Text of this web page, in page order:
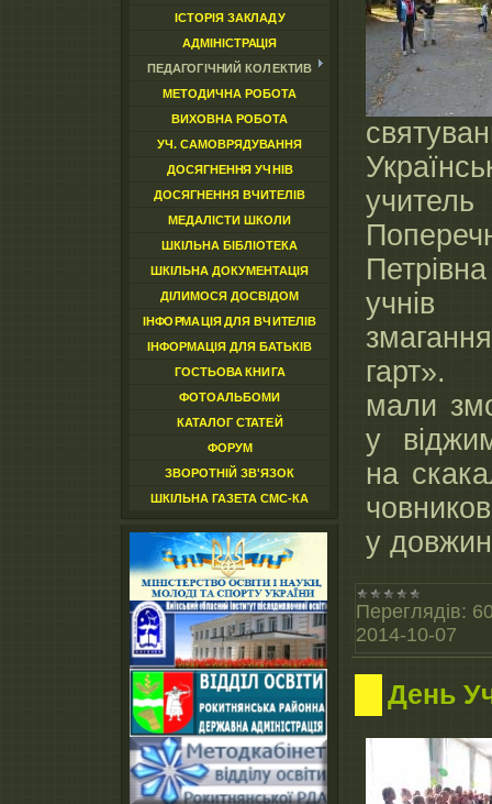
ІСТОРІЯ ЗАКЛАДУ
АДМІНІСТРАЦІЯ
ПЕДАГОГІЧНИЙ КОЛЕКТИВ
МЕТОДИЧНА РОБОТА
ВИХОВНА РОБОТА
УЧ. САМОВРЯДУВАННЯ
ДОСЯГНЕННЯ УЧНІВ
ДОСЯГНЕННЯ ВЧИТЕЛІВ
МЕДАЛІСТИ ШКОЛИ
ШКІЛЬНА БІБЛІОТЕКА
ШКІЛЬНА ДОКУМЕНТАЦІЯ
ДІЛИМОСЯ ДОСВІДОМ
ІНФОРМАЦІЯ ДЛЯ ВЧИТЕЛІВ
ІНФОРМАЦІЯ ДЛЯ БАТЬКІВ
ГОСТЬОВА КНИГА
ФОТОАЛЬБОМИ
КАТАЛОГ СТАТЕЙ
ФОРУМ
ЗВОРОТНІЙ ЗВ'ЯЗОК
ШКІЛЬНА ГАЗЕТА СМС-КА
гарт».
мали
у
на
у
Переглядів:
2014-10-07
День